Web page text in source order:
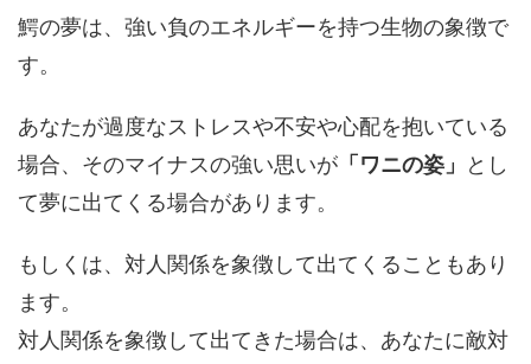
鰐の夢は、強い負のエネルギーを持つ生物の象徴で
す。
あなたが過度なストレスや不安や心配を抱いている
場合、そのマイナスの強い思いが 「ワニの姿」
とし
て夢に出てくる場合があります。
もしくは、対人関係を象徴して出てくることもあり
ます。
対人関係を象徴して出てきた場合は、あなたに敵対